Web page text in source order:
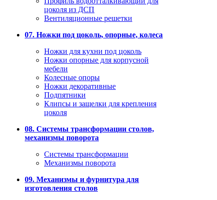
цоколя из ДСП
Вентиляционные решетки
07. Ножки под цоколь, опорные, колеса
Ножки для кухни под цоколь
Ножки опорные для корпусной
мебели
Колесные опоры
Ножки декоративные
Подпятники
Клипсы и защелки для крепления
цоколя
08. Системы трансформации столов,
механизмы поворота
Системы трансформации
Механизмы поворота
09. Механизмы и фурнитура для
изготовления столов